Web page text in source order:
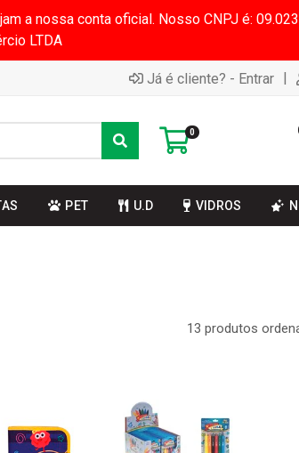
a nossa conta oficial. Nosso CNPJ é:
LTDA
Já é cliente? - Entrar |
0
PET U.D VIDROS
13 produtos